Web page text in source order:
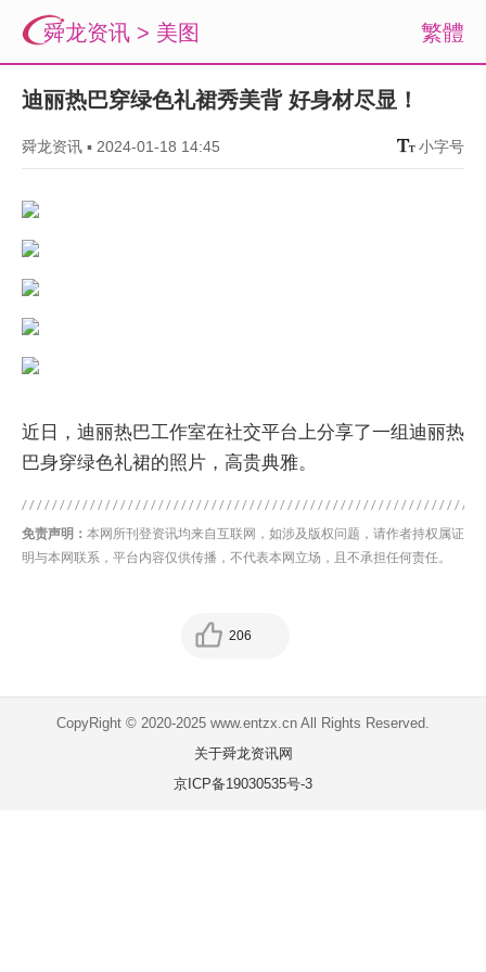
繁體
舜龙资讯 > 美图
迪丽热巴穿绿色礼裙秀美背 好身材尽显！
舜龙资讯 ▪ 2024-01-18 14:45 小字号
近日，迪丽热巴工作室在社交平台上分享了一组迪丽热
巴身穿绿色礼裙的照片，高贵典雅。
免责声明： 本网所刊登资讯均来自互联网，如涉及版权问题，请作者持权属证
明与本网联系，平台内容仅供传播，不代表本网立场，且不承担任何责任。
206
CopyRight © 2020-2025 www.entzx.cn All Rights Reserved.
关于舜龙资讯网
京ICP备19030535号-3